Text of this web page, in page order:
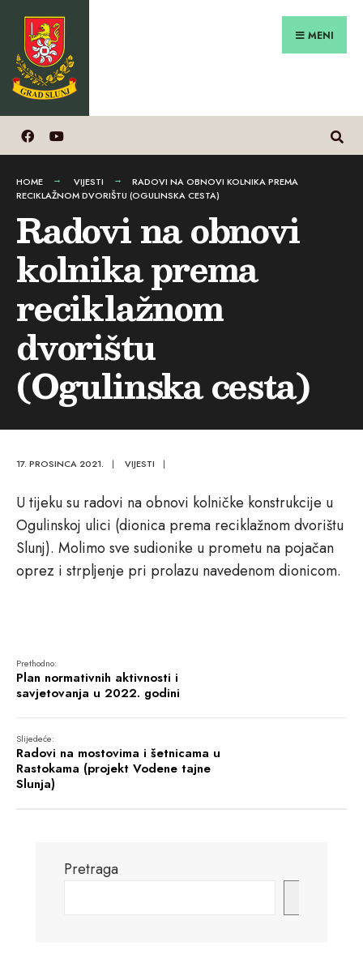
Preskoči
sadržaj
MENI
HOME VIJESTI
RADOVI NA OBNOVI KOLNIKA PREMA
RECIKLAŽNOM DVORIŠTU (OGULINSKA CESTA)
Radovi na obnovi
kolnika prema
reciklažnom
dvorištu
(Ogulinska cesta)
17. PROSINCA 2021. | VIJESTI |
U tijeku su radovi na obnovi kolničke konstrukcije u
Ogulinskoj ulici (dionica prema reciklažnom dvorištu
Slunj). Molimo sve sudionike u prometu na pojačan
oprez i strpljenje pri prolazu navedenom dionicom.
Prethodno:
Plan normativnih aktivnosti i
savjetovanja u 2022. godini
Slijedeće:
Radovi na mostovima i šetnicama u
Rastokama (projekt Vodene tajne
Slunja)
Pretraga
for: